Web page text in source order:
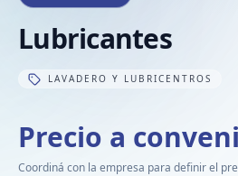
Lubricantes
LAVADERO Y LUBRICENTROS
Precio a
Coordiná con la empresa para definir el